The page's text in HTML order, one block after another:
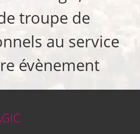
troupe de
au service
évènement